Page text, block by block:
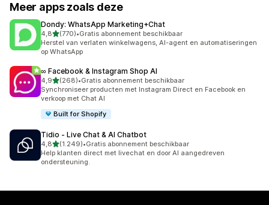
Meer apps zoals deze
Dondy: WhatsApp Marketing+Chat
4,8van 5 sterren
(770)
770 recensies in totaal
•Gratis abonnement beschikbaar
Herstel van verlaten winkelwagens, AI-agent en automatiseringen
op WhatsApp
∞ Facebook & Instagram Shop AI
4,9van 5 sterren
(268)
268 recensies in totaal
•Gratis abonnement beschikbaar
Synchroniseer producten met Instagram Direct en Facebook en
verkoop met Chat AI
Built for Shopify
Tidio ‑ Live Chat & AI Chatbot
4,8van 5 sterren
(1.249)
1249 recensies in totaal
•Gratis abonnement beschikbaar
Help klanten direct met livechat en door AI aangedreven
ondersteuning.